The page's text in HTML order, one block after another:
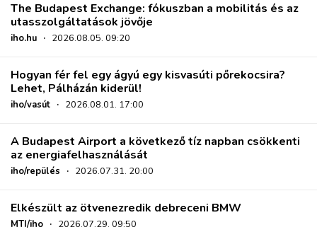
The Budapest Exchange: fókuszban a mobilitás és az
utasszolgáltatások jövője
iho.hu · 2026.08.05. 09:20
Hogyan fér fel egy ágyú egy kisvasúti pőrekocsira?
Lehet, Pálházán kiderül!
iho/vasút · 2026.08.01. 17:00
A Budapest Airport a következő tíz napban csökkenti
az energiafelhasználását
iho/repülés · 2026.07.31. 20:00
Elkészült az ötvenezredik debreceni BMW
MTI/iho · 2026.07.29. 09:50